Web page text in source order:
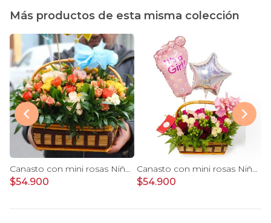
Más productos de esta misma colección
Canasto con mini rosas Niño - Arreglo floral con minirosas y globos metalicos
$54.900
Canasto con mini rosas Niña - Arreglo floral con minirosas y globos metalicos
$54.900